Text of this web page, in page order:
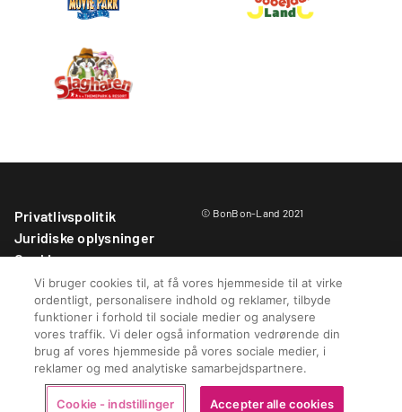
Privatlivspolitik
Juridiske oplysninger
Cookies
Parkregler
Købsbetingelser
Whistleblower-kontakt
BonBon-Land Fonden
Cookie - indstillinger
© BonBon-Land 2021
Vi bruger cookies til, at få vores hjemmeside til at virke
ordentligt, personalisere indhold og reklamer, tilbyde
funktioner i forhold til sociale medier og analysere
vores traffik. Vi deler også information vedrørende din
brug af vores hjemmeside på vores sociale medier, i
reklamer og med analytiske samarbejdspartnere.
Cookie - indstillinger Accepter alle cookies